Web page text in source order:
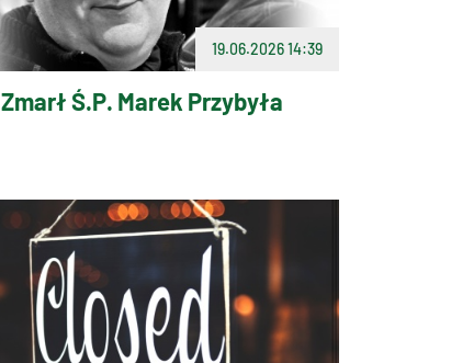
19.06.2026 14:39
Zmarł Ś.P. Marek Przybyła